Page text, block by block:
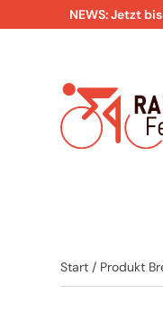
NEWS: Jetzt
Start / Produkt